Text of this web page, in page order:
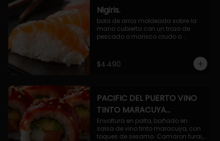
Nigiris.
bola de arroz moldeada sobre la
mano cubierta con un trozo de
pescado o marisco crudo o
$4.490
PACIFIC DEL PUERTO VINO
TINTO MARACUYA
ORIENTAL.
Envoltura en palta, bañado en
salsa de vino tinto maracuya, con
toques de sesamo. Camaron furai,